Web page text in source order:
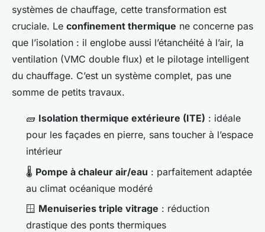
systèmes de chauffage, cette transformation est
cruciale. Le confinement thermique ne concerne pas
que l’isolation : il englobe aussi l’étanchéité à l’air, la
ventilation (VMC double flux) et le pilotage intelligent
du chauffage. C’est un système complet, pas une
somme de petits travaux.
🧱 Isolation thermique extérieure (ITE) : idéale
pour les façades en pierre, sans toucher à l’espace
intérieur
🌡️ Pompe à chaleur air/eau : parfaitement adaptée
au climat océanique modéré
🪟 Menuiseries triple vitrage : réduction
drastique des ponts thermiques